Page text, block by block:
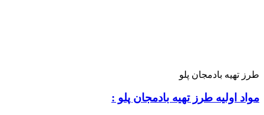
طرز تهیه بادمجان پلو
مواد اولیه طرز تهیه بادمجان پلو :